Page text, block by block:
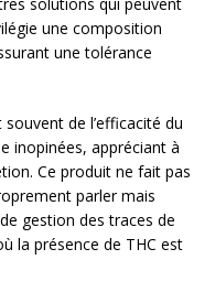
une composition
une tolérance
de l’efficacité du
inopinées, appréciant à
Ce produit ne fait pas
parler mais
gestion des traces de
la présence de THC est